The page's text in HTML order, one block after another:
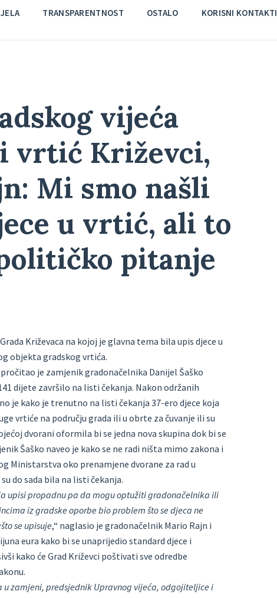
TRANSPARENTNOST OSTALO KORISNI KONTAKTI
vijeća
vrtić Križevci,
Mi smo našli
u vrtić, ali to
pitanje
Križevaca na kojoj je glavna tema bila upis djece u
objekta gradskog vrtića.
je zamjenik gradonačelnika Danijel Šaško
dijete završilo na listi čekanja. Nakon održanih
je kako je trenutno na listi čekanja 37-ero djece koja
vrtiće na području grada ili u obrte za čuvanje ili su
dvorani oformila bi se jedna nova skupina dok bi se
Šaško naveo je kako se ne radi ništa mimo zakona i
Ministarstva oko prenamjene dvorane za rad u
do sada bila na listi čekanja.
upisi propadnu pa da mogu optužiti gradonačelnika ili
iz gradske oporbe bio problem što se djeca ne
se upisuje,“ naglasio je gradonačelnik Mario Rajn i
eura kako bi se unaprijedio standard djece i
kako će Grad Križevci poštivati sve odredbe
zamjeni, predsjednik Upravnog vijeća, odgojiteljice i